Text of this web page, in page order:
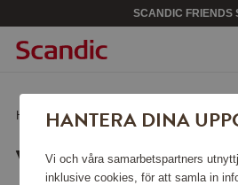
SCANDIC FRIENDS
Hem /Hemelektronik / Städmaskiner/VC
VC 2 EU-I
HANTERA DINA
Vi och våra samarbetspartners
inklusive cookies, för att samla in